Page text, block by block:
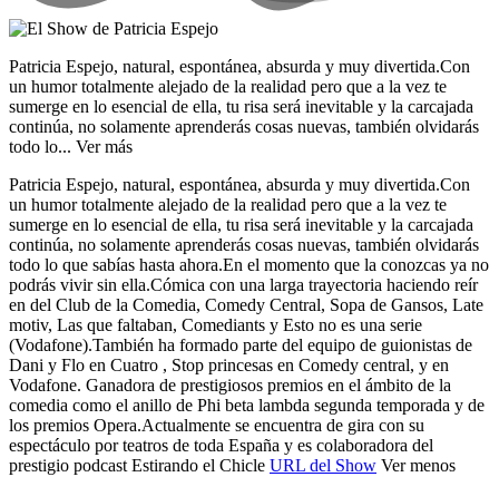
Patricia Espejo, natural, espontánea, absurda y muy divertida.Con
un humor totalmente alejado de la realidad pero que a la vez te
sumerge en lo esencial de ella, tu risa será inevitable y la carcajada
continúa, no solamente aprenderás cosas nuevas, también olvidarás
todo lo... Ver más
Patricia Espejo, natural, espontánea, absurda y muy divertida.Con
un humor totalmente alejado de la realidad pero que a la vez te
sumerge en lo esencial de ella, tu risa será inevitable y la carcajada
continúa, no solamente aprenderás cosas nuevas, también olvidarás
todo lo que sabías hasta ahora.En el momento que la conozcas ya no
podrás vivir sin ella.Cómica con una larga trayectoria haciendo reír
en del Club de la Comedia, Comedy Central, Sopa de Gansos, Late
motiv, Las que faltaban, Comediants y Esto no es una serie
(Vodafone).También ha formado parte del equipo de guionistas de
Dani y Flo en Cuatro , Stop princesas en Comedy central, y en
Vodafone. Ganadora de prestigiosos premios en el ámbito de la
comedia como el anillo de Phi beta lambda segunda temporada y de
los premios Opera.Actualmente se encuentra de gira con su
espectáculo por teatros de toda España y es colaboradora del
prestigio podcast Estirando el Chicle URL del Show Ver menos